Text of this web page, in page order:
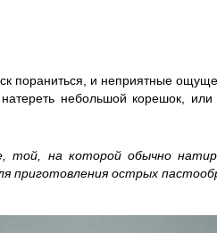
пораниться, и неприятные
небольшой корешок, или
той, на которой обычно
приготовления острых